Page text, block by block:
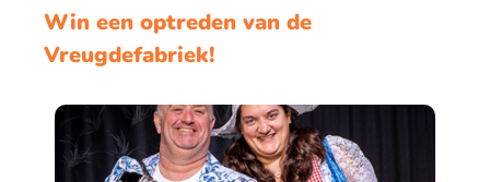
Win een optreden van de
Vreugdefabriek!